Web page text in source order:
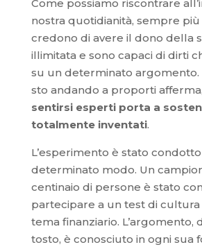
Come possiamo riscontrare
nostra quotidianità, sempre
credono di avere il dono della
illimitata e sono capaci di dirti
su un determinato argomento.
sto andando a proporti
sentirsi esperti porta a
totalmente inventati.
L’esperimento è stato
determinato modo. Un
centinaio di persone è stato
partecipare a un test di cultura
tema finanziario. L’argomento,
tosto, è conosciuto in ogni sua